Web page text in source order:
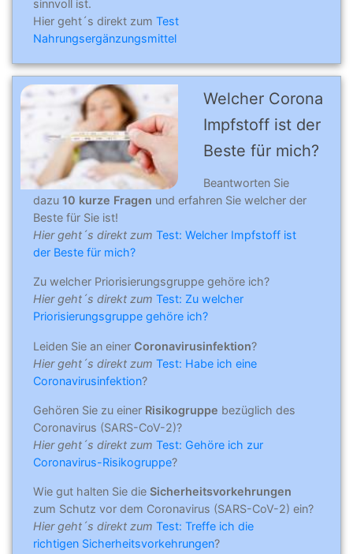
sinnvoll ist.
Hier geht´s direkt zum Test
Nahrungsergänzungsmittel
Welcher Corona
Impfstoff ist der
Beste für mich?
Beantworten Sie
dazu 10 kurze Fragen und erfahren Sie welcher der
Beste für Sie ist!
Hier geht´s direkt zum Test: Welcher Impfstoff ist
der Beste für mich?
Zu welcher Priorisierungsgruppe gehöre ich?
Hier geht´s direkt zum Test: Zu welcher
Priorisierungsgruppe gehöre ich?
Leiden Sie an einer Coronavirusinfektion?
Hier geht´s direkt zum Test: Habe ich eine
Coronavirusinfektion?
Gehören Sie zu einer Risikogruppe bezüglich des
Coronavirus (SARS-CoV-2)?
Hier geht´s direkt zum Test: Gehöre ich zur
Coronavirus-Risikogruppe?
Wie gut halten Sie die Sicherheitsvorkehrungen
zum Schutz vor dem Coronavirus (SARS-CoV-2) ein?
Hier geht´s direkt zum Test: Treffe ich die
richtigen Sicherheitsvorkehrungen?